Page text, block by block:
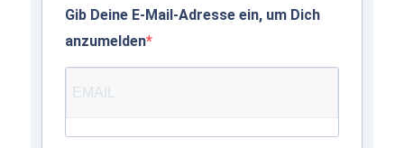
Gib Deine E-Mail-Adresse ein, um Dich
anzumelden